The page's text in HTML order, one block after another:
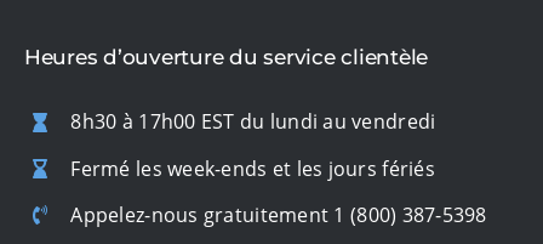
Heures d’ouverture du service clientèle
8h30 à 17h00 EST du lundi au vendredi
Fermé les week-ends et les jours fériés
Appelez-nous gratuitement 1 (800) 387-5398